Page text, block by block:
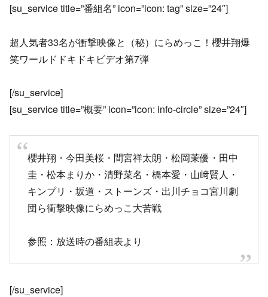
[su_service title=”番組名” icon=”icon: tag” size=”24″]
超人気者33名が衝撃映像と（秘）にらめっこ！櫻井翔爆
笑ワールドドキドキビデオ第7弾
[/su_service]
[su_service title=”概要” icon=”icon: info-circle” size=”24″]
櫻井翔・今田美桜・間宮祥太朗・松岡茉優・田中
圭・松本まりか・清野菜名・橋本愛・山﨑賢人・
キンプリ・坂道・ストーンズ・出川チョコ宮川劇
団ら衝撃映像にらめっこ大苦戦
参照：放送時の番組表より
[/su_service]